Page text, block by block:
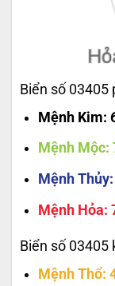
Biển số 03405
Mệnh Kim:
Mệnh Mộc:
Mệnh Thủy
Mệnh Hỏa:
Biển số 03405
Mệnh Thổ: